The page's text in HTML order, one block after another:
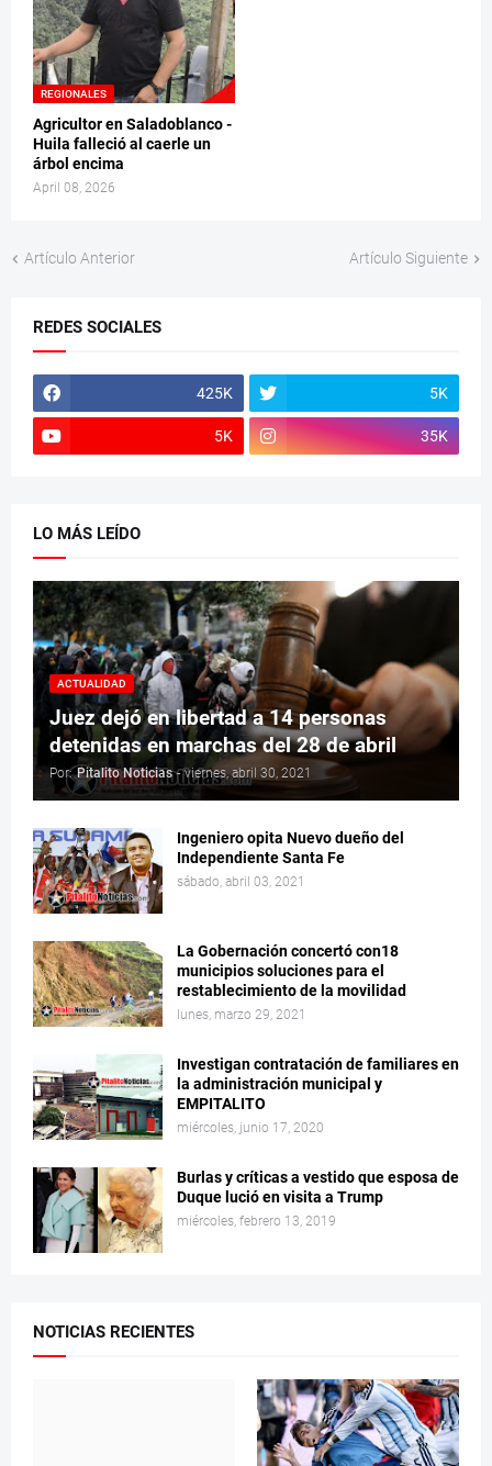
REGIONALES
Agricultor en Saladoblanco -
Huila falleció al caerle un
árbol encima
April 08, 2026
Artículo Anterior Artículo Siguiente
REDES SOCIALES
425K 5K
5K 35K
LO MÁS LEÍDO
ACTUALIDAD
Juez dejó en libertad a 14 personas
detenidas en marchas del 28 de abril
Por: Pitalito Noticias - viernes, abril 30, 2021
Ingeniero opita Nuevo dueño del
Independiente Santa Fe
sábado, abril 03, 2021
La Gobernación concertó con18
municipios soluciones para el
restablecimiento de la movilidad
lunes, marzo 29, 2021
Investigan contratación de familiares en
la administración municipal y
EMPITALITO
miércoles, junio 17, 2020
Burlas y críticas a vestido que esposa de
Duque lució en visita a Trump
miércoles, febrero 13, 2019
NOTICIAS RECIENTES